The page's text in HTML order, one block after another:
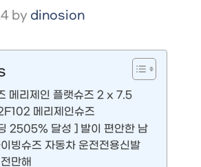
by dinosion
메리제인 플랫슈즈 2 x 7.5
메리제인슈즈
2505% 달성 ] 발이 편안한 남
빙슈즈 자동차 운전전용신발
만해